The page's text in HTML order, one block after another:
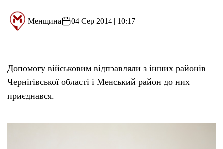
Менщина 04 Сер 2014 | 10:17
Допомогу військовим відправляли з інших районів
Чернігівської області і Менський район до них
приєднався.